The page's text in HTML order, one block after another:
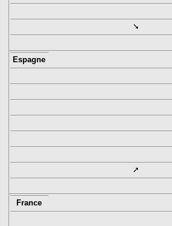
➘
Espagne
➚
France